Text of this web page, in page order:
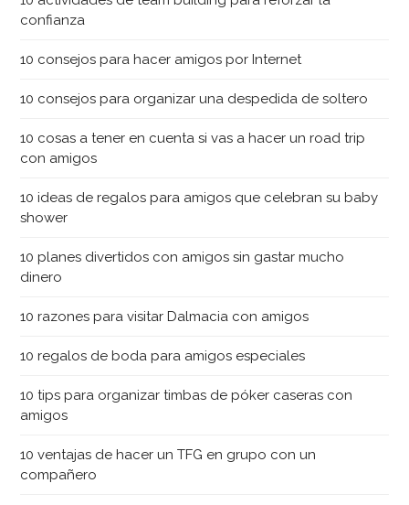
confianza
10 consejos para hacer amigos por Internet
10 consejos para organizar una despedida de soltero
10 cosas a tener en cuenta si vas a hacer un road trip
con amigos
10 ideas de regalos para amigos que celebran su baby
shower
10 planes divertidos con amigos sin gastar mucho
dinero
10 razones para visitar Dalmacia con amigos
10 regalos de boda para amigos especiales
10 tips para organizar timbas de póker caseras con
amigos
10 ventajas de hacer un TFG en grupo con un
compañero